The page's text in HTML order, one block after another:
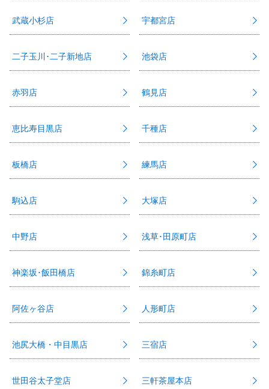
武蔵小杉店 宇都宮店
二子玉川･二子新地店 池袋店
赤羽店 鶴見店
恵比寿目黒店 千種店
板橋店 練馬店
駒込店 大塚店
中野店 浅草･田原町店
神楽坂･飯田橋店 錦糸町店
阿佐ヶ谷店 人形町店
池尻大橋・中目黒店 三宿店
世田谷太子堂店 三軒茶屋本店